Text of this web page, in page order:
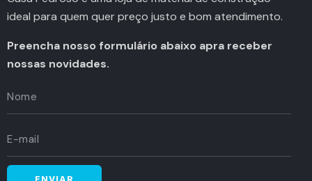
ideal para quem quer preço justo e bom atendimento.
Preencha nosso formulário abaixo apra receber
nossas novidades.